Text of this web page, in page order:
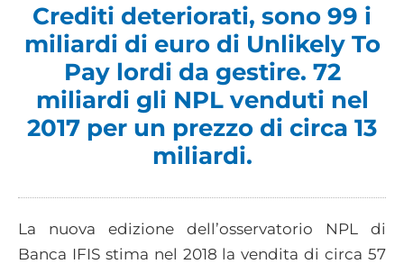
Crediti deteriorati, sono 99 i
miliardi di euro di Unlikely To
Pay lordi da gestire. 72
miliardi gli NPL venduti nel
2017 per un prezzo di circa 13
miliardi.
La nuova edizione dell’osservatorio NPL di
Banca IFIS stima nel 2018 la vendita di circa 57